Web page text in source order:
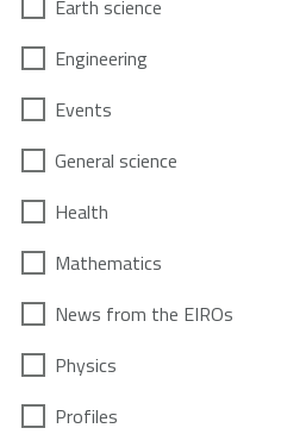
Earth science
Engineering
Events
General science
Health
Mathematics
News from the EIROs
Physics
Profiles